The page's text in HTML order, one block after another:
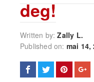
deg!
Written by:Zally L.
Published on: mai 14,